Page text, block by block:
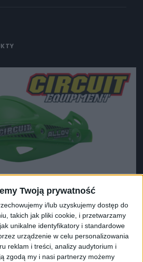
Twoją prywatność
i/lub uzyskujemy dostęp do
takich jak pliki cookie, i przetwarzamy
unikalne identyfikatory i standardowe
urządzenie w celu personalizowania
reklam i treści, analizy audytorium i
zgodą my i nasi partnerzy możemy